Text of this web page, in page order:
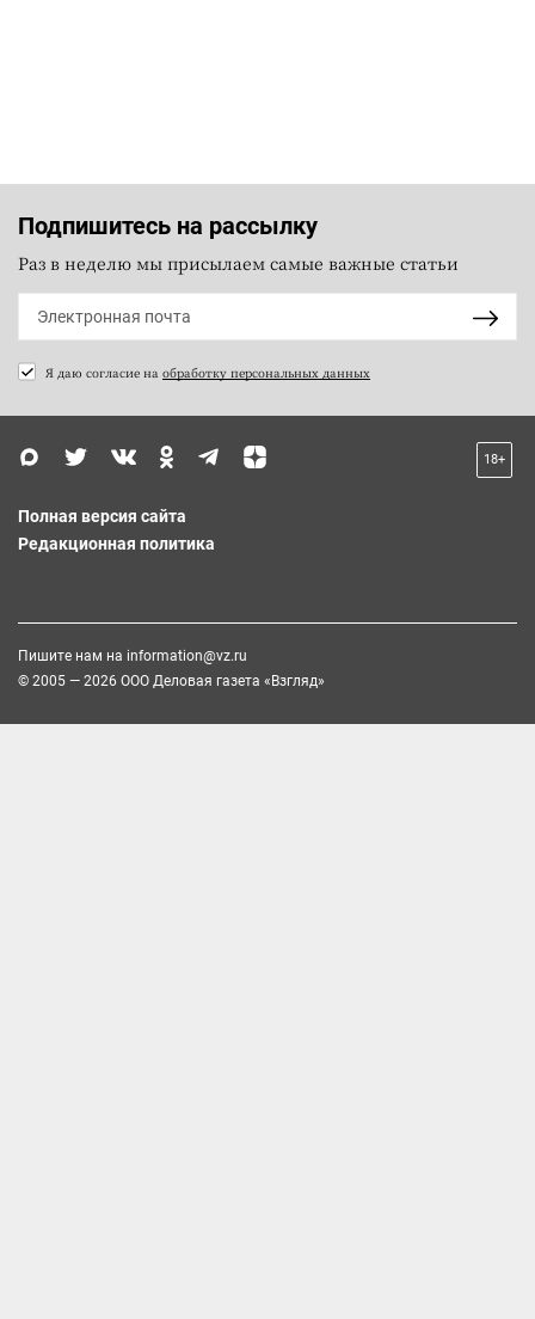
Подпишитесь на рассылку
Раз в неделю мы присылаем самые важные статьи
Я даю согласие на обработку персональных данных
18+
Полная версия сайта
Редакционная политика
Пишите нам на information@vz.ru
© 2005 — 2026 ООО Деловая газета «Взгляд»